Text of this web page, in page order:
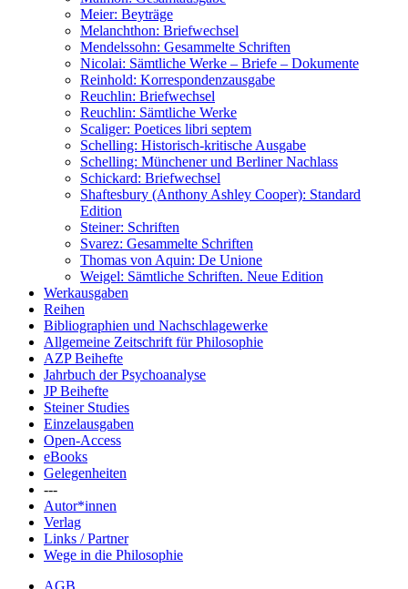
Meier: Beyträge
Melanchthon: Briefwechsel
Mendelssohn: Gesammelte Schriften
Nicolai: Sämtliche Werke – Briefe – Dokumente
Reinhold: Korrespondenzausgabe
Reuchlin: Briefwechsel
Reuchlin: Sämtliche Werke
Scaliger: Poetices libri septem
Schelling: Historisch-kritische Ausgabe
Schelling: Münchener und Berliner Nachlass
Schickard: Briefwechsel
Shaftesbury (Anthony Ashley Cooper): Standard
Edition
Steiner: Schriften
Svarez: Gesammelte Schriften
Thomas von Aquin: De Unione
Weigel: Sämtliche Schriften. Neue Edition
Werkausgaben
Reihen
Bibliographien und Nachschlagewerke
Allgemeine Zeitschrift für Philosophie
AZP Beihefte
Jahrbuch der Psychoanalyse
JP Beihefte
Steiner Studies
Einzelausgaben
Open-Access
eBooks
Gelegenheiten
---
Autor*innen
Verlag
Links / Partner
Wege in die Philosophie
AGB